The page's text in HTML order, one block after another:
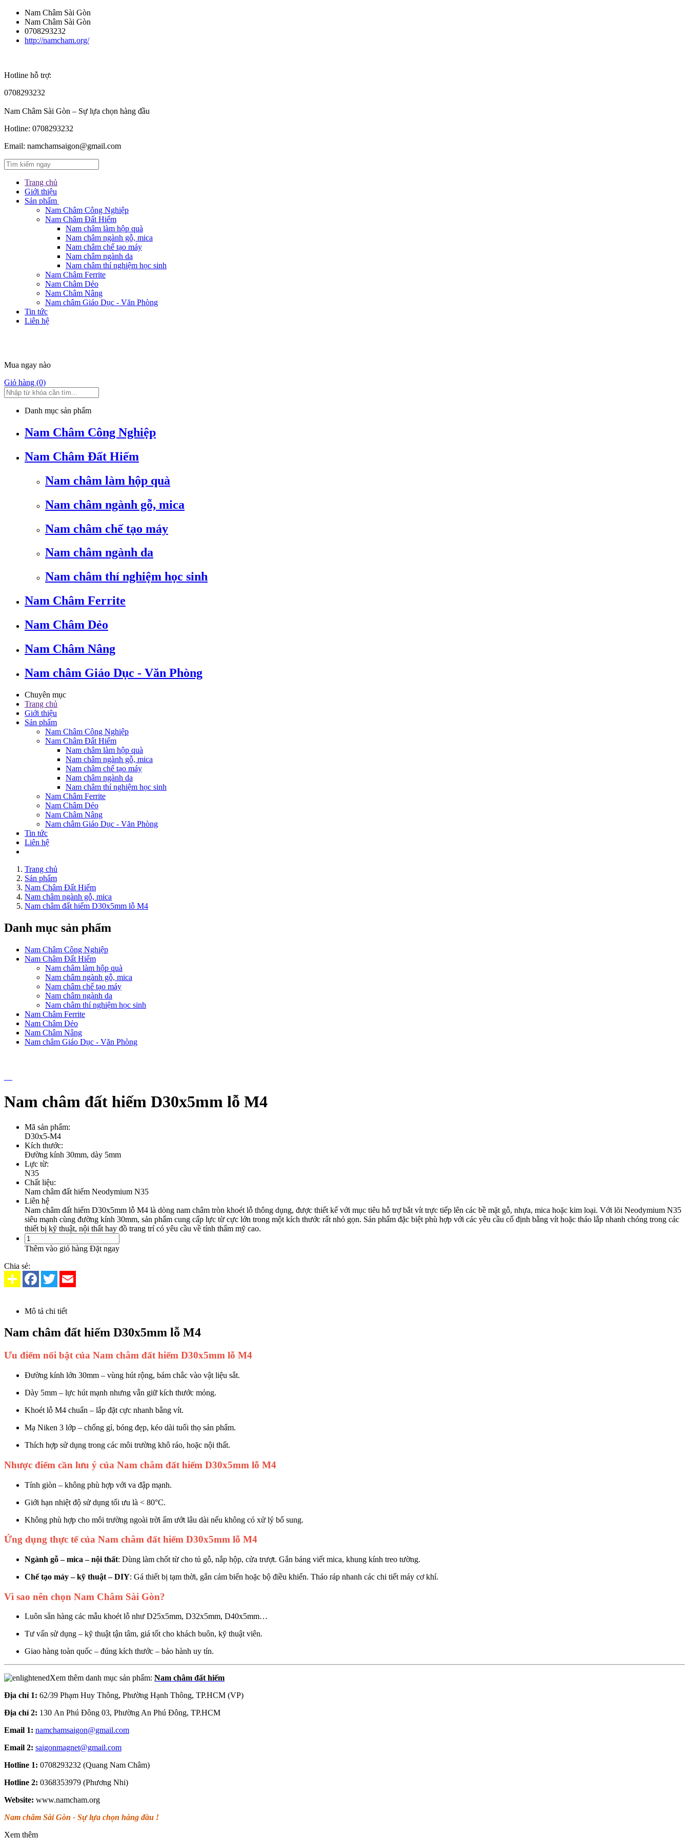
Nam Châm Sài Gòn
Nam Châm Sài Gòn
0708293232
http://namcham.org/
Hotline hỗ trợ:
0708293232
Nam Châm Sài Gòn – Sự lựa chọn hàng đầu
Hotline: 0708293232
Email: namchamsaigon@gmail.com
Trang chủ
Giới thiệu
Sản phẩm
Nam Châm Công Nghiệp
Nam Châm Đất Hiếm
Nam châm làm hộp quà
Nam châm ngành gỗ, mica
Nam châm chế tạo máy
Nam châm ngành da
Nam châm thí nghiệm học sinh
Nam Châm Ferrite
Nam Châm Dẻo
Nam Châm Nâng
Nam châm Giáo Dục - Văn Phòng
Tin tức
Liên hệ
Mua ngay nào
Giỏ hàng (0)
Danh mục sản phẩm
Nam Châm Công Nghiệp
Nam Châm Đất Hiếm
Nam châm làm hộp quà
Nam châm ngành gỗ, mica
Nam châm chế tạo máy
Nam châm ngành da
Nam châm thí nghiệm học sinh
Nam Châm Ferrite
Nam Châm Dẻo
Nam Châm Nâng
Nam châm Giáo Dục - Văn Phòng
Chuyên mục
Trang chủ
Giới thiệu
Sản phẩm
Nam Châm Công Nghiệp
Nam Châm Đất Hiếm
Nam châm làm hộp quà
Nam châm ngành gỗ, mica
Nam châm chế tạo máy
Nam châm ngành da
Nam châm thí nghiệm học sinh
Nam Châm Ferrite
Nam Châm Dẻo
Nam Châm Nâng
Nam châm Giáo Dục - Văn Phòng
Tin tức
Liên hệ
Trang chủ
Sản phẩm
Nam Châm Đất Hiếm
Nam châm ngành gỗ, mica
Nam châm đất hiếm D30x5mm lỗ M4
Danh mục sản phẩm
Nam Châm Công Nghiệp
Nam Châm Đất Hiếm
Nam châm làm hộp quà
Nam châm ngành gỗ, mica
Nam châm chế tạo máy
Nam châm ngành da
Nam châm thí nghiệm học sinh
Nam Châm Ferrite
Nam Châm Dẻo
Nam Châm Nâng
Nam châm Giáo Dục - Văn Phòng
Nam châm đất hiếm D30x5mm lỗ M4
Mã sản phẩm:
D30x5-M4
Kích thước:
Đường kính 30mm, dày 5mm
Lực từ:
N35
Chất liệu:
Nam châm đất hiếm Neodymium N35
Liên hệ
Nam châm đất hiếm D30x5mm lỗ M4 là dòng nam châm tròn khoét lỗ thông dụng, được thiết kế với mục tiêu hỗ trợ bắt vít trực tiếp lên các bề mặt gỗ, nhựa, mica hoặc kim loại. Với lõi Neodymium N35
siêu mạnh cùng đường kính 30mm, sản phẩm cung cấp lực từ cực lớn trong một kích thước rất nhỏ gọn. Sản phẩm đặc biệt phù hợp với các yêu cầu cố định bằng vít hoặc tháo lắp nhanh chóng trong các
thiết bị kỹ thuật, nội thất hay đồ trang trí có yêu cầu về tính thẩm mỹ cao.
Thêm vào giỏ hàng Đặt ngay
Chia sẻ:
Mô tả chi tiết
Nam châm đất hiếm D30x5mm lỗ M4
Ưu điểm nổi bật của Nam châm đất hiếm D30x5mm lỗ M4
Đường kính lớn 30mm – vùng hút rộng, bám chắc vào vật liệu sắt.
Dày 5mm – lực hút mạnh nhưng vẫn giữ kích thước mỏng.
Khoét lỗ M4 chuẩn – lắp đặt cực nhanh bằng vít.
Mạ Niken 3 lớp – chống gỉ, bóng đẹp, kéo dài tuổi thọ sản phẩm.
Thích hợp sử dụng trong các môi trường khô ráo, hoặc nội thất.
Nhược điểm cần lưu ý của Nam châm đất hiếm D30x5mm lỗ M4
Tính giòn – không phù hợp với va đập mạnh.
Giới hạn nhiệt độ sử dụng tối ưu là < 80°C.
Không phù hợp cho môi trường ngoài trời ẩm ướt lâu dài nếu không có xử lý bổ sung.
Ứng dụng thực tế của Nam châm đất hiếm D30x5mm lỗ M4
Ngành gỗ – mica – nội thất: Dùng làm chốt từ cho tủ gỗ, nắp hộp, cửa trượt. Gắn bảng viết mica, khung kính treo tường.
Chế tạo máy – kỹ thuật – DIY: Gá thiết bị tạm thời, gắn cảm biến hoặc bộ điều khiển. Tháo ráp nhanh các chi tiết máy cơ khí.
Vì sao nên chọn Nam Châm Sài Gòn?
Luôn sẵn hàng các mẫu khoét lỗ như D25x5mm, D32x5mm, D40x5mm…
Tư vấn sử dụng – kỹ thuật tận tâm, giá tốt cho khách buôn, kỹ thuật viên.
Giao hàng toàn quốc – đúng kích thước – bảo hành uy tín.
Xem thêm danh mục sản phẩm: Nam châm đất hiếm
Địa chỉ 1: 62/39 Phạm Huy Thông, Phường Hạnh Thông, TP.HCM (VP)
Địa chỉ 2: 130 An Phú Đông 03, Phường An Phú Đông, TP.HCM
Email 1: namchamsaigon@gmail.com
Email 2: saigonmagnet@gmail.com
Hotline 1: 0708293232 (Quang Nam Châm)
Hotline 2: 0368353979 (Phương Nhi)
Website: www.namcham.org
Nam châm Sài Gòn - Sự lựa chọn hàng đầu !
Xem thêm